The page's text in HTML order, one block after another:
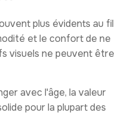
plus évidents au fil
et le confort de ne
visuels ne peuvent être
avec l'âge, la valeur
pour la plupart des